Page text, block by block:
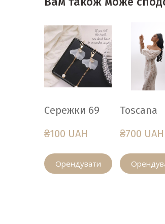
Сережки 69
₴100 UAH
Орендувати
Toscana
₴700 UAH